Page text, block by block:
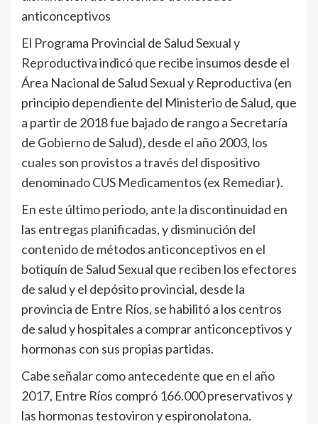
anticonceptivos
El Programa Provincial de Salud Sexual y
Reproductiva indicó que recibe insumos desde el
Área Nacional de Salud Sexual y Reproductiva (en
principio dependiente del Ministerio de Salud, que
a partir de 2018 fue bajado de rango a Secretaría
de Gobierno de Salud), desde el año 2003, los
cuales son provistos a través del dispositivo
denominado CUS Medicamentos (ex Remediar).
En este último periodo, ante la discontinuidad en
las entregas planificadas, y disminución del
contenido de métodos anticonceptivos en el
botiquín de Salud Sexual que reciben los efectores
de salud y el depósito provincial, desde la
provincia de Entre Ríos, se habilitó a los centros
de salud y hospitales a comprar anticonceptivos y
hormonas con sus propias partidas.
Cabe señalar como antecedente que en el año
2017, Entre Ríos compró 166.000 preservativos y
las hormonas testoviron y espironolatona.